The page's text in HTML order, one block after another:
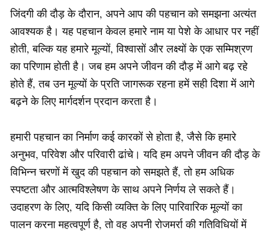
जिंदगी की दौड़ के दौरान, अपने आप की पहचान को समझना अत्यंत
आवश्यक है। यह पहचान केवल हमारे नाम या पेशे के आधार पर नहीं
होती, बल्कि यह हमारे मूल्यों, विश्वासों और लक्ष्यों के एक सम्मिश्रण
का परिणाम होती है। जब हम अपने जीवन की दौड़ में आगे बढ़ रहे
होते हैं, तब उन मूल्यों के प्रति जागरूक रहना हमें सही दिशा में आगे
बढ़ने के लिए मार्गदर्शन प्रदान करता है।
हमारी पहचान का निर्माण कई कारकों से होता है, जैसे कि हमारे
अनुभव, परिवेश और परिवारी ढांचे। यदि हम अपने जीवन की दौड़ के
विभिन्न चरणों में खुद की पहचान को समझते हैं, तो हम अधिक
स्पष्टता और आत्मविश्लेषण के साथ अपने निर्णय ले सकते हैं।
उदाहरण के लिए, यदि किसी व्यक्ति के लिए पारिवारिक मूल्यों का
पालन करना महत्वपूर्ण है, तो वह अपनी रोजमर्रा की गतिविधियों में